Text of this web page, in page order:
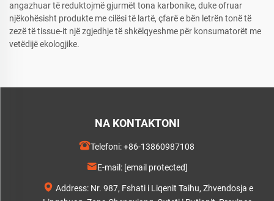
angazhuar të reduktojmë gjurmët tona karbonike, duke ofruar
njëkohësisht produkte me cilësi të lartë, çfarë e bën letrën tonë të
zezë të tissue-it një zgjedhje të shkëlqyeshme për konsumatorët me
vetëdijë ekologjike.
NA KONTAKTONI
Telefoni:+86-13860987108
E-mail: [email protected]
Address: Nr. 987, Fshati i Liqenit Taihu, Zhvendosja e